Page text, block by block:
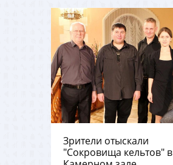
Зрители отыскали
"Сокровища кельтов" в